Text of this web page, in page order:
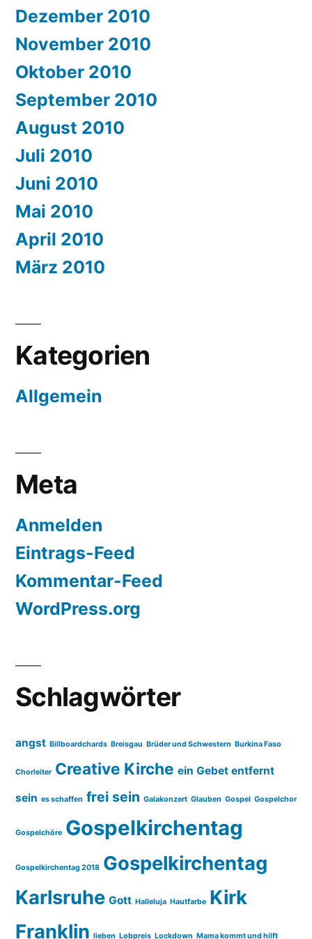
Dezember 2010
November 2010
Oktober 2010
September 2010
August 2010
Juli 2010
Juni 2010
Mai 2010
April 2010
März 2010
Kategorien
Allgemein
Meta
Anmelden
Eintrags-Feed
Kommentar-Feed
WordPress.org
Schlagwörter
angst Billboardchards Breisgau Brüder und Schwestern Burkina Faso
Chorleiter Creative Kirche ein Gebet entfernt
sein es schaffen frei sein Galakonzert Glauben Gospel Gospelchor
Gospelchöre Gospelkirchentag
Gospelkirchentag 2018 Gospelkirchentag
Karlsruhe Gott Halleluja Hautfarbe Kirk
Franklin lieben Lobpreis Lockdown Mama kommt und hilft